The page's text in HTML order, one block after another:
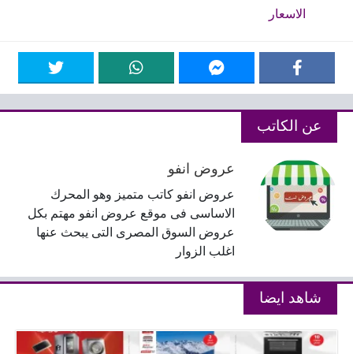
الاسعار
عن الكاتب
عروض انفو
عروض انفو كاتب متميز وهو المحرك
الاساسى فى موقع عروض انفو مهتم بكل
عروض السوق المصرى التى يبحث عنها
اغلب الزوار
شاهد ايضا